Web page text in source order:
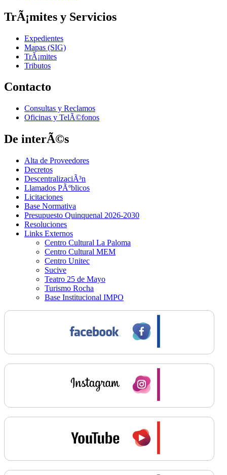
TrÃ¡mites y Servicios
Expedientes
Mapas (SIG)
TrÃ¡mites
Tributos
Contacto
Consultas y Reclamos
Oficinas y TelÃ©fonos
De interÃ©s
Alta de Proveedores
Decretos
DescentralizaciÃ³n
Llamados PÃºblicos
Licitaciones
Base Normativa
Presupuesto Quinquenal 2026-2030
Resoluciones
Links Externos
Centro Cultural La Paloma
Centro Cultural MEM
Centro Unitec
Sucive
Teatro 25 de Mayo
Turismo Rocha
Base Institucional IMPO